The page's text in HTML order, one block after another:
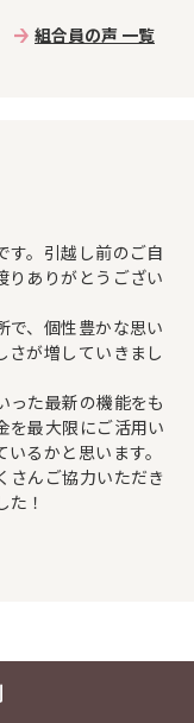
組合員の声 一覧
す。引越し前のご自
りありがとうござい
で、個性豊かな思い
さが増していきまし
った最新の機能をも
を最大限にご活用い
るかと思います。
さんご協力いただき
！